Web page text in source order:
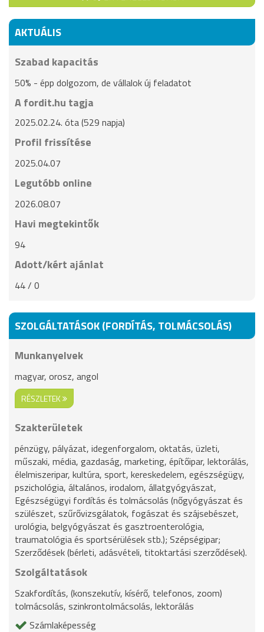
AKTUÁLIS
Szabad kapacitás
50% - épp dolgozom, de vállalok új feladatot
A fordit.hu tagja
2025.02.24. óta (529 napja)
Profil frissítése
2025.04.07
Legutóbb online
2026.08.07
Havi megtekintők
94
Adott/kért ajánlat
44 / 0
SZOLGÁLTATÁSOK (FORDÍTÁS, TOLMÁCSOLÁS)
Munkanyelvek
magyar, orosz, angol
RÉSZLETEK
Szakterületek
pénzügy, pályázat, idegenforgalom, oktatás, üzleti,
műszaki, média, gazdaság, marketing, építőipar, lektorálás,
élelmiszeripar, kultúra, sport, kereskedelem, egészségügy,
pszichológia, általános, irodalom, állatgyógyászat,
Egészségügyi fordítás és tolmácsolás (nőgyógyászat és
szülészet, szűrővizsgálatok, fogászat és szájsebészet,
urológia, belgyógyászat és gasztroenterológia,
traumatológia és sportsérülések stb.); Szépségipar;
Szerződések (bérleti, adásvételi, titoktartási szerződések).
Szolgáltatások
Szakfordítás, (konszekutív, kísérő, telefonos, zoom)
tolmácsolás, szinkrontolmácsolás, lektorálás
Számlaképesség